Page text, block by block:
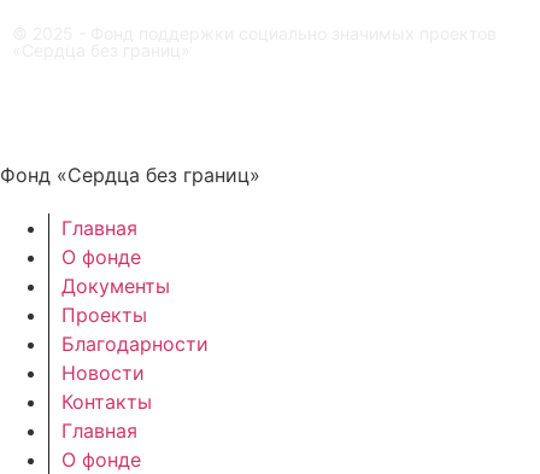
Фонд «Сердца без границ»
Главная
О фонде
Документы
Проекты
Благодарности
Новости
Контакты
Главная
О фонде